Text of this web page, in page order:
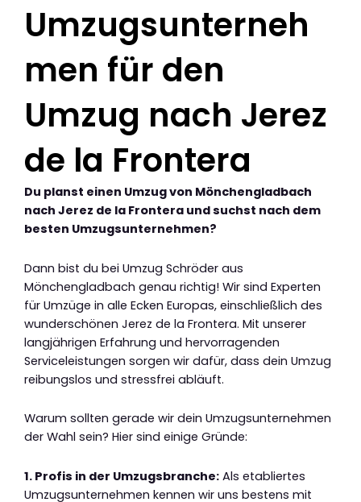
Umzugsunterneh
men für den
Umzug nach Jerez
de la Frontera
Du planst einen Umzug von Mönchengladbach
nach Jerez de la Frontera und suchst nach dem
besten Umzugsunternehmen?
Dann bist du bei Umzug Schröder aus
Mönchengladbach genau richtig! Wir sind Experten
für Umzüge in alle Ecken Europas, einschließlich des
wunderschönen Jerez de la Frontera. Mit unserer
langjährigen Erfahrung und hervorragenden
Serviceleistungen sorgen wir dafür, dass dein Umzug
reibungslos und stressfrei abläuft.
Warum sollten gerade wir dein Umzugsunternehmen
der Wahl sein? Hier sind einige Gründe:
1. Profis in der Umzugsbranche: Als etabliertes
Umzugsunternehmen kennen wir uns bestens mit